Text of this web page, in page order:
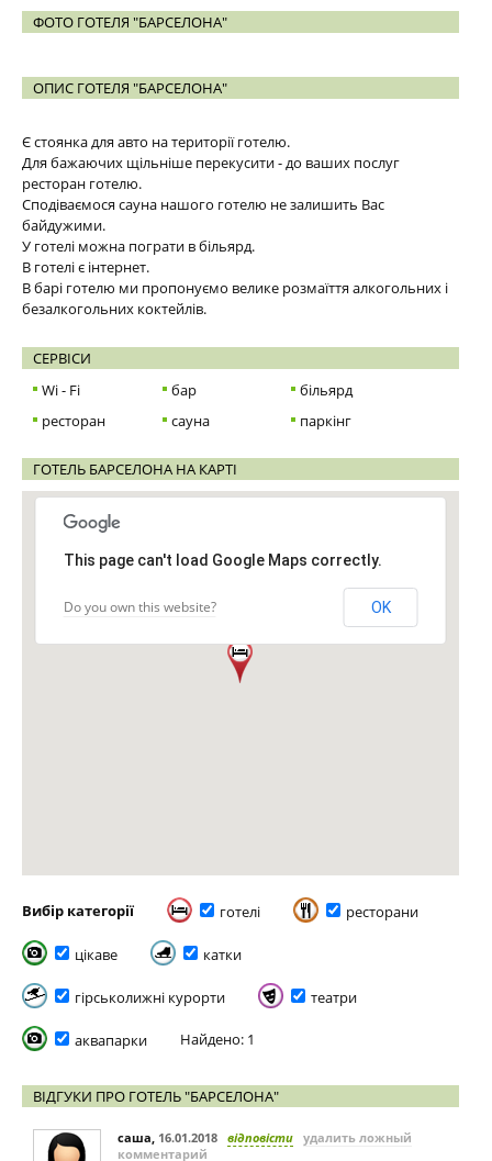
ФОТО ГОТЕЛЯ "БАРСЕЛОНА"
ОПИС ГОТЕЛЯ "БАРСЕЛОНА"
Є стоянка для авто на території готелю.
Для бажаючих щільніше перекусити - до ваших послуг
ресторан готелю.
Сподіваємося сауна нашого готелю не залишить Вас
байдужими.
У готелі можна пограти в більярд.
В готелі є інтернет.
В барі готелю ми пропонуємо велике розмаїття алкогольних і
безалкогольних коктейлів.
СЕРВІСИ
Wi - Fi
бар
більярд
ресторан
сауна паркінг
ГОТЕЛЬ БАРСЕЛОНА НА КАРТІ
This page can't load Google Maps correctly.
Do you own this website? OK
Вибір категорії готелі ресторани
цікаве катки
гірськолижні курорти театри
аквапарки Найдено: 1
ВІДГУКИ ПРО ГОТЕЛЬ "БАРСЕЛОНА"
саша, 16.01.2018 відповісти удалить ложный
комментарий